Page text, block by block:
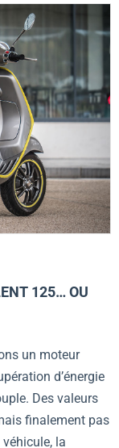
125… OU
un moteur
d’énergie
Des valeurs
finalement pas
la